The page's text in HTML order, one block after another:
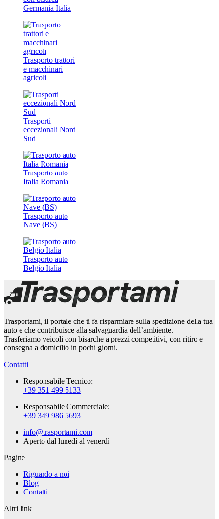
Germania Italia
Trasporto trattori
e macchinari
agricoli
Trasporti
eccezionali Nord
Sud
Trasporto auto
Italia Romania
Trasporto auto
Nave (BS)
Trasporto auto
Belgio Italia
Trasportami, il portale che ti fa risparmiare sulla spedizione della tua
auto e che contribuisce alla salvaguardia dell’ambiente.
Trasferiamo veicoli con bisarche a prezzi competitivi, con ritiro e
consegna a domicilio in pochi giorni.
Contatti
Responsabile Tecnico:
+39 351 499 5133
Responsabile Commerciale:
+39 349 986 5693
info@trasportami.com
Aperto dal lunedì al venerdì
Pagine
Riguardo a noi
Blog
Contatti
Altri link